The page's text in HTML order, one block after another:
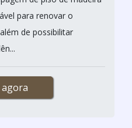
para renovar o
de possibilitar